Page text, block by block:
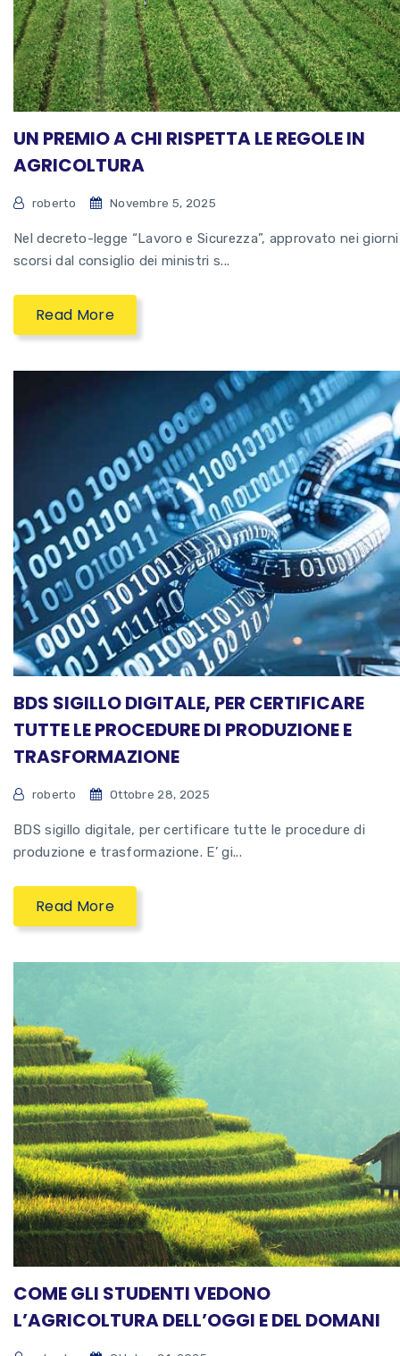
UN PREMIO A CHI RISPETTA LE REGOLE IN
AGRICOLTURA
roberto Novembre 5, 2025
Nel decreto-legge “Lavoro e Sicurezza”, approvato nei giorni
scorsi dal consiglio dei ministri s...
Read More
BDS SIGILLO DIGITALE, PER CERTIFICARE
TUTTE LE PROCEDURE DI PRODUZIONE E
TRASFORMAZIONE
roberto Ottobre 28, 2025
BDS sigillo digitale, per certificare tutte le procedure di
produzione e trasformazione. E’ gi...
Read More
COME GLI STUDENTI VEDONO
L’AGRICOLTURA DELL’OGGI E DEL DOMANI